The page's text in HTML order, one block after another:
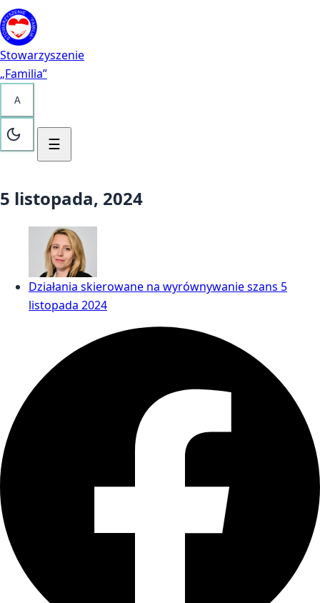
Przejdź do treści
Kontakt
Stowarzyszenie
„Familia”
A
☰
5 listopada, 2024
Działania skierowane na wyrównywanie szans 5
listopada 2024